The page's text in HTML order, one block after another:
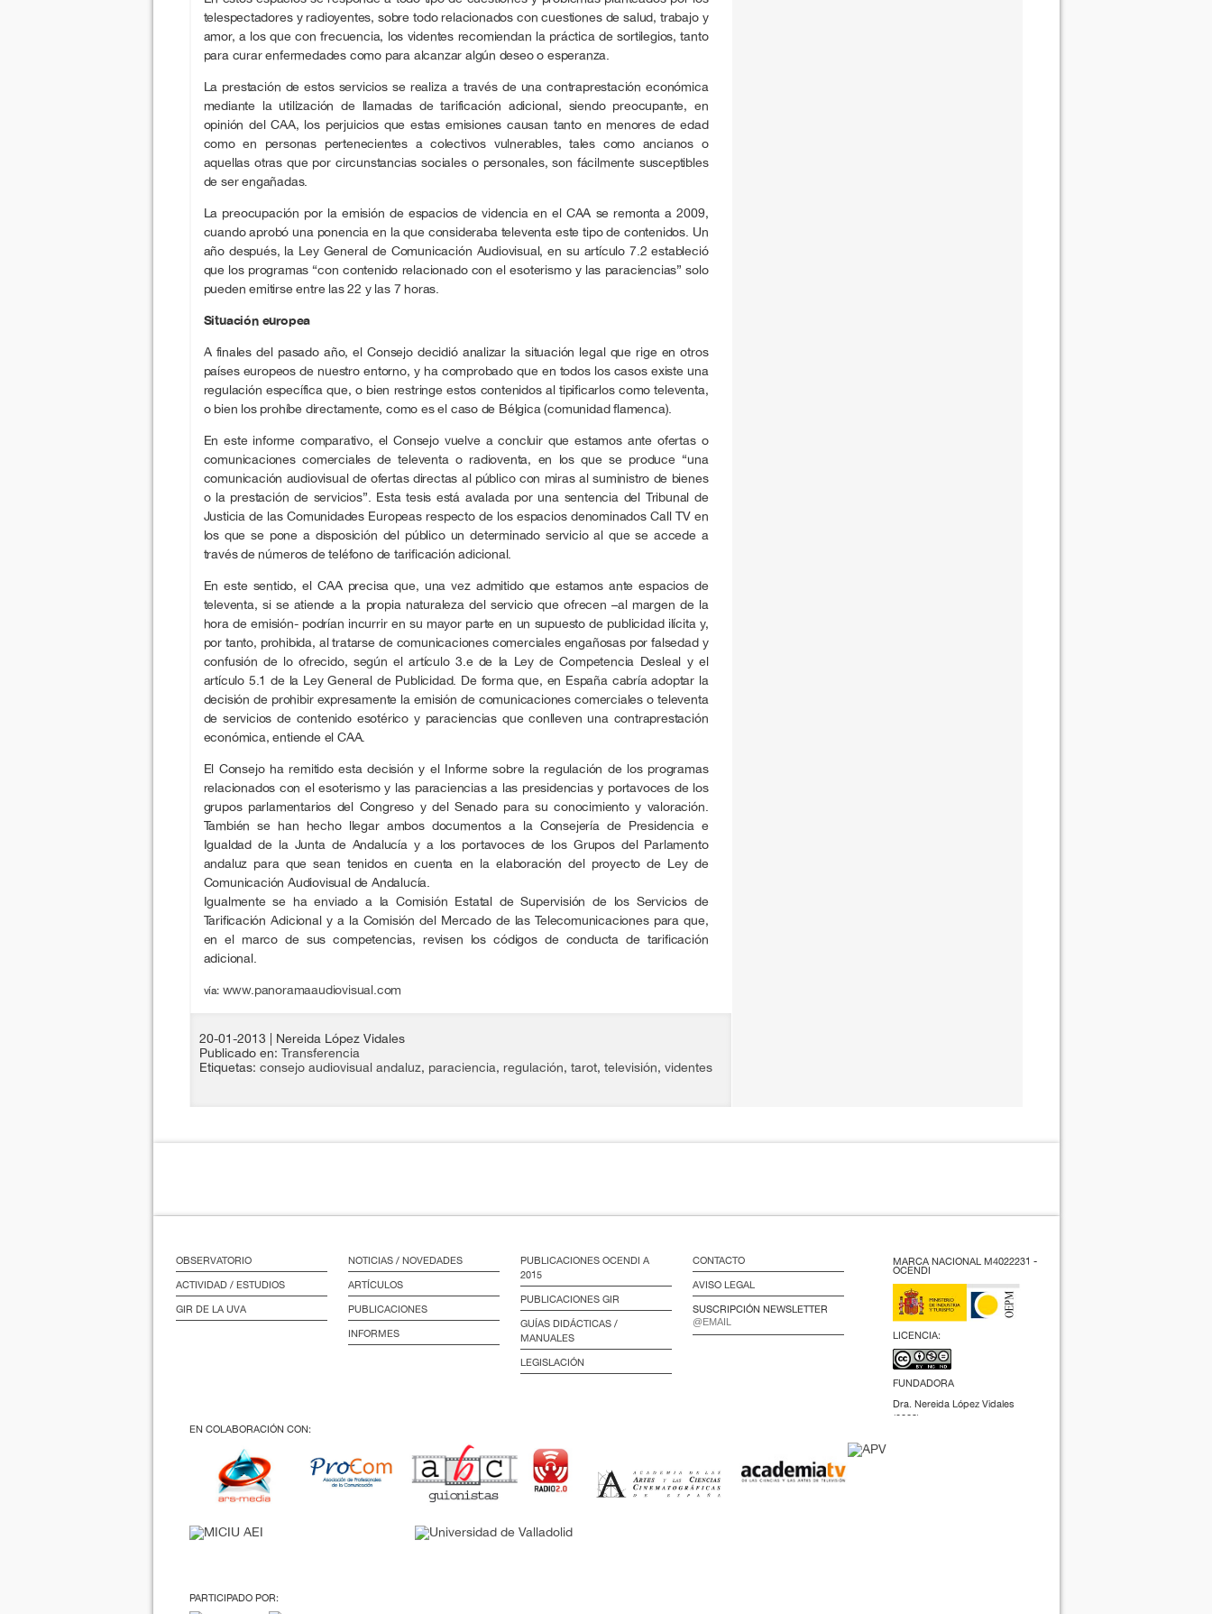
telespectadores y radioyentes, sobre todo relacionados con cuestiones de salud, trabajo y
amor, a los que con frecuencia, los videntes recomiendan la práctica de sortilegios, tanto
para curar enfermedades como para alcanzar algún deseo o esperanza.
La prestación de estos servicios se realiza a través de una contraprestación económica
mediante la utilización de llamadas de tarificación adicional, siendo preocupante, en
opinión del CAA, los perjuicios que estas emisiones causan tanto en menores de edad
como en personas pertenecientes a colectivos vulnerables, tales como ancianos o
aquellas otras que por circunstancias sociales o personales, son fácilmente susceptibles
de ser engañadas.
La preocupación por la emisión de espacios de videncia en el CAA se remonta a 2009,
cuando aprobó una ponencia en la que consideraba televenta este tipo de contenidos. Un
año después, la Ley General de Comunicación Audiovisual, en su artículo 7.2 estableció
que los programas “con contenido relacionado con el esoterismo y las paraciencias” solo
pueden emitirse entre las 22 y las 7 horas.
Situación europea
A finales del pasado año, el Consejo decidió analizar la situación legal que rige en otros
países europeos de nuestro entorno, y ha comprobado que en todos los casos existe una
regulación específica que, o bien restringe estos contenidos al tipificarlos como televenta,
o bien los prohíbe directamente, como es el caso de Bélgica (comunidad flamenca).
En este informe comparativo, el Consejo vuelve a concluir que estamos ante ofertas o
comunicaciones comerciales de televenta o radioventa, en los que se produce “una
comunicación audiovisual de ofertas directas al público con miras al suministro de bienes
o la prestación de servicios”. Esta tesis está avalada por una sentencia del Tribunal de
Justicia de las Comunidades Europeas respecto de los espacios denominados Call TV en
los que se pone a disposición del público un determinado servicio al que se accede a
través de números de teléfono de tarificación adicional.
En este sentido, el CAA precisa que, una vez admitido que estamos ante espacios de
televenta, si se atiende a la propia naturaleza del servicio que ofrecen –al margen de la
hora de emisión- podrían incurrir en su mayor parte en un supuesto de publicidad ilícita y,
por tanto, prohibida, al tratarse de comunicaciones comerciales engañosas por falsedad y
confusión de lo ofrecido, según el artículo 3.e de la Ley de Competencia Desleal y el
artículo 5.1 de la Ley General de Publicidad. De forma que, en España cabría adoptar la
decisión de prohibir expresamente la emisión de comunicaciones comerciales o televenta
de servicios de contenido esotérico y paraciencias que conlleven una contraprestación
económica, entiende el CAA.
El Consejo ha remitido esta decisión y el Informe sobre la regulación de los programas
relacionados con el esoterismo y las paraciencias a las presidencias y portavoces de los
grupos parlamentarios del Congreso y del Senado para su conocimiento y valoración.
También se han hecho llegar ambos documentos a la Consejería de Presidencia e
Igualdad de la Junta de Andalucía y a los portavoces de los Grupos del Parlamento
andaluz para que sean tenidos en cuenta en la elaboración del proyecto de Ley de
Comunicación Audiovisual de Andalucía.
Igualmente se ha enviado a la Comisión Estatal de Supervisión de los Servicios de
Tarificación Adicional y a la Comisión del Mercado de las Telecomunicaciones para que,
en el marco de sus competencias, revisen los códigos de conducta de tarificación
adicional.
vía: www.panoramaaudiovisual.com
20-01-2013
| Nereida López Vidales
Publicado en: Transferencia
Etiquetas: consejo audiovisual andaluz, paraciencia, regulación, tarot, televisión, videntes
OBSERVATORIO
ACTIVIDAD / ESTUDIOS
GIR DE LA UVA
NOTICIAS / NOVEDADES
ARTÍCULOS
PUBLICACIONES
INFORMES
PUBLICACIONES OCENDI A
2015
PUBLICACIONES GIR
GUÍAS DIDÁCTICAS /
MANUALES
LEGISLACIÓN
CONTACTO
AVISO LEGAL
SUSCRIPCIÓN NEWSLETTER
MARCA NACIONAL M4022231 -
OCENDI
LICENCIA:
FUNDADORA
Dra. Nereida López Vidales
(2009).
EN COLABORACIÓN CON:
PARTICIPADO POR: